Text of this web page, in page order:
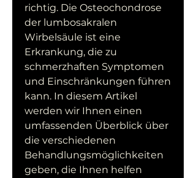
richtig. Die Osteochondrose
der lumbosakralen
Wirbelsäule ist eine
Erkrankung, die zu
schmerzhaften Symptomen
und Einschränkungen führen
kann. In diesem Artikel
werden wir Ihnen einen
umfassenden Überblick über
die verschiedenen
Behandlungsmöglichkeiten
geben, die Ihnen helfen